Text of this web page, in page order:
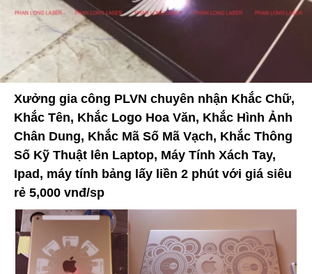
Xưởng gia công PLVN chuyên nhận Khắc Chữ,
Khắc Tên, Khắc Logo Hoa Văn, Khắc Hình Ảnh
Chân Dung, Khắc Mã Số Mã Vạch, Khắc Thông
Số Kỹ Thuật lên Laptop, Máy Tính Xách Tay,
Ipad, máy tính bảng lấy liền 2 phút với giá siêu
rẻ 5,000 vnđ/sp